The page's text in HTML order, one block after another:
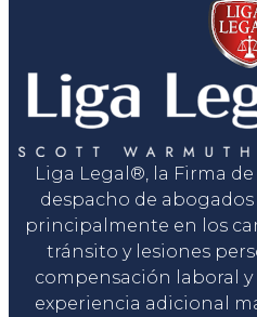
Liga Legal®, la Firma
despacho de
principalmente en los
tránsito y lesiones
compensación laboral
experiencia adicional